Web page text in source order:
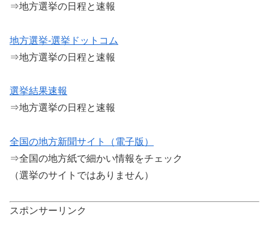
⇒地方選挙の日程と速報
地方選挙-選挙ドットコム
⇒地方選挙の日程と速報
選挙結果速報
⇒地方選挙の日程と速報
全国の地方新聞サイト（電子版）
⇒全国の地方紙で細かい情報をチェック
（選挙のサイトではありません）
スポンサーリンク